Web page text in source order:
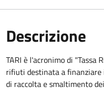
Descrizione
TARI è l'acronimo di "Tassa
rifiuti destinata a
di raccolta e smaltimento